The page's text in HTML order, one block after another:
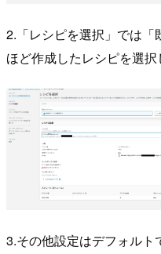
2.「レシピを選択」では
ほど作成したレシピを選択
3.その他設定はデフォル